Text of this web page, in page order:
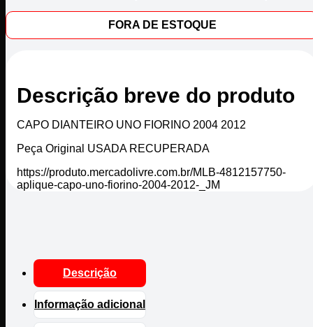
FORA DE ESTOQUE
Descrição breve do produto
CAPO DIANTEIRO UNO FIORINO 2004 2012
Peça Original USADA RECUPERADA
https://produto.mercadolivre.com.br/MLB-4812157750-
aplique-capo-uno-fiorino-2004-2012-_JM
Descrição
Informação adicional